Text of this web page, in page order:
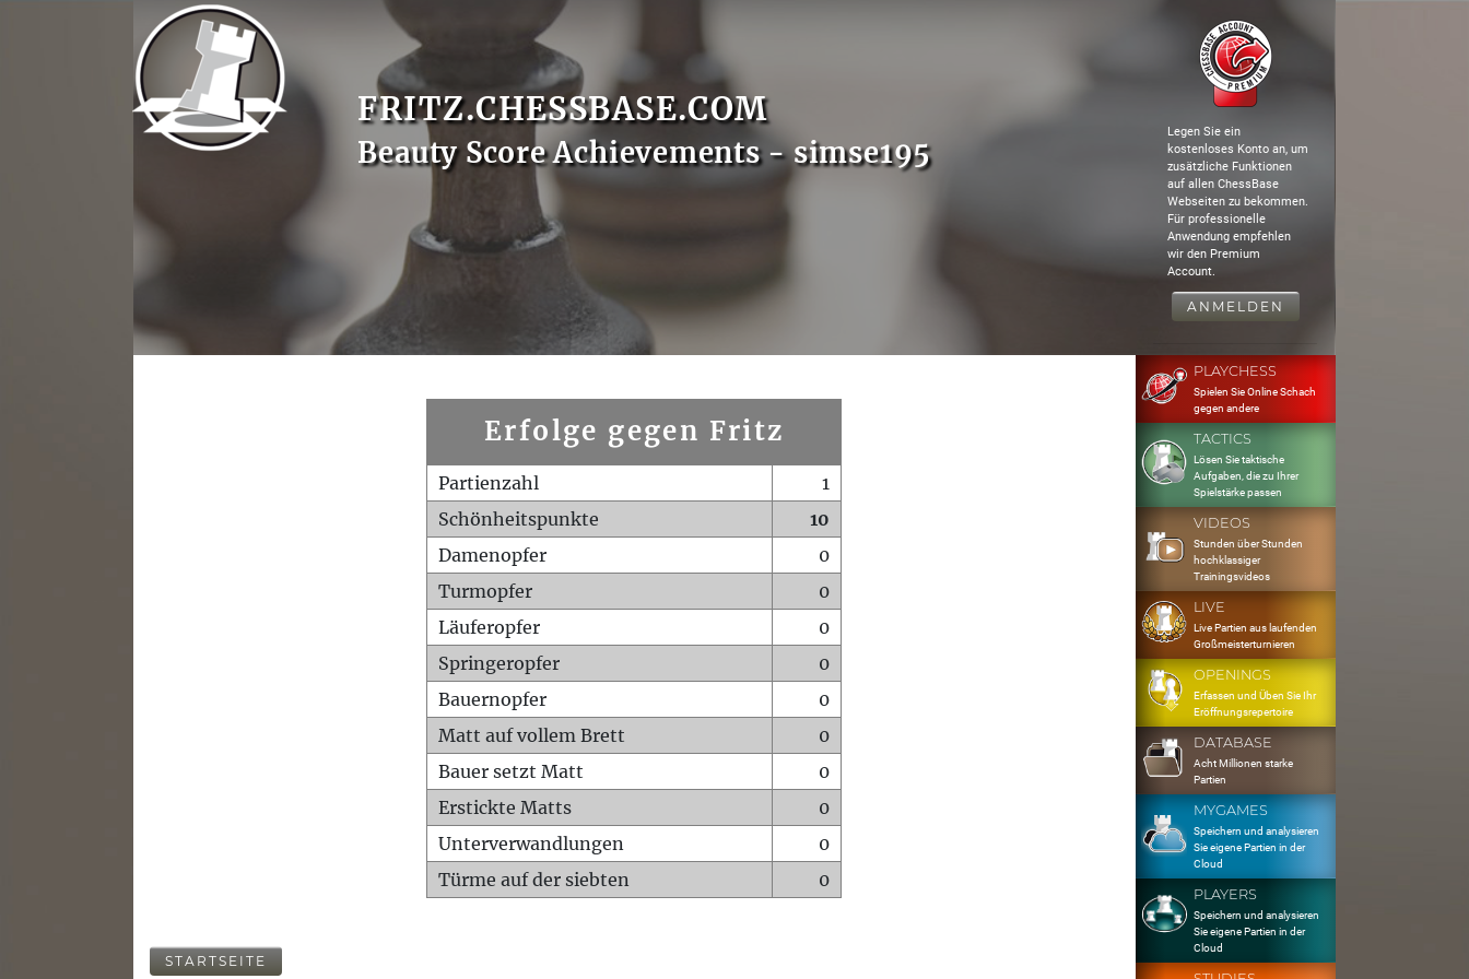
FRITZ.CHESSBASE.COM
Beauty Score Achievements - simse195
Legen Sie ein
kostenloses Konto an, um
zusätzliche Funktionen
auf allen ChessBase
Webseiten zu bekommen.
Für professionelle
Anwendung empfehlen
wir den Premium
Account.
ANMELDEN
Erfolge gegen Fritz
Partienzahl
1
Schönheitspunkte
10
Damenopfer
0
Turmopfer
0
Läuferopfer
0
Springeropfer
0
Bauernopfer
0
Matt auf vollem Brett
0
Bauer setzt Matt
0
Erstickte Matts
0
Unterverwandlungen
0
Türme auf der siebten
0
STARTSEITE
PLAYCHESS
Spielen Sie Online Schach
gegen andere
TACTICS
Lösen Sie taktische
Aufgaben, die zu Ihrer
Spielstärke passen
VIDEOS
Stunden über Stunden
hochklassiger
Trainingsvideos
LIVE
Live Partien aus laufenden
Großmeisterturnieren
OPENINGS
Erfassen und Üben Sie Ihr
Eröffnungsrepertoire
DATABASE
Acht Millionen starke
Partien
MYGAMES
Speichern und analysieren
Sie eigene Partien in der
Cloud
PLAYERS
Speichern und analysieren
Sie eigene Partien in der
Cloud